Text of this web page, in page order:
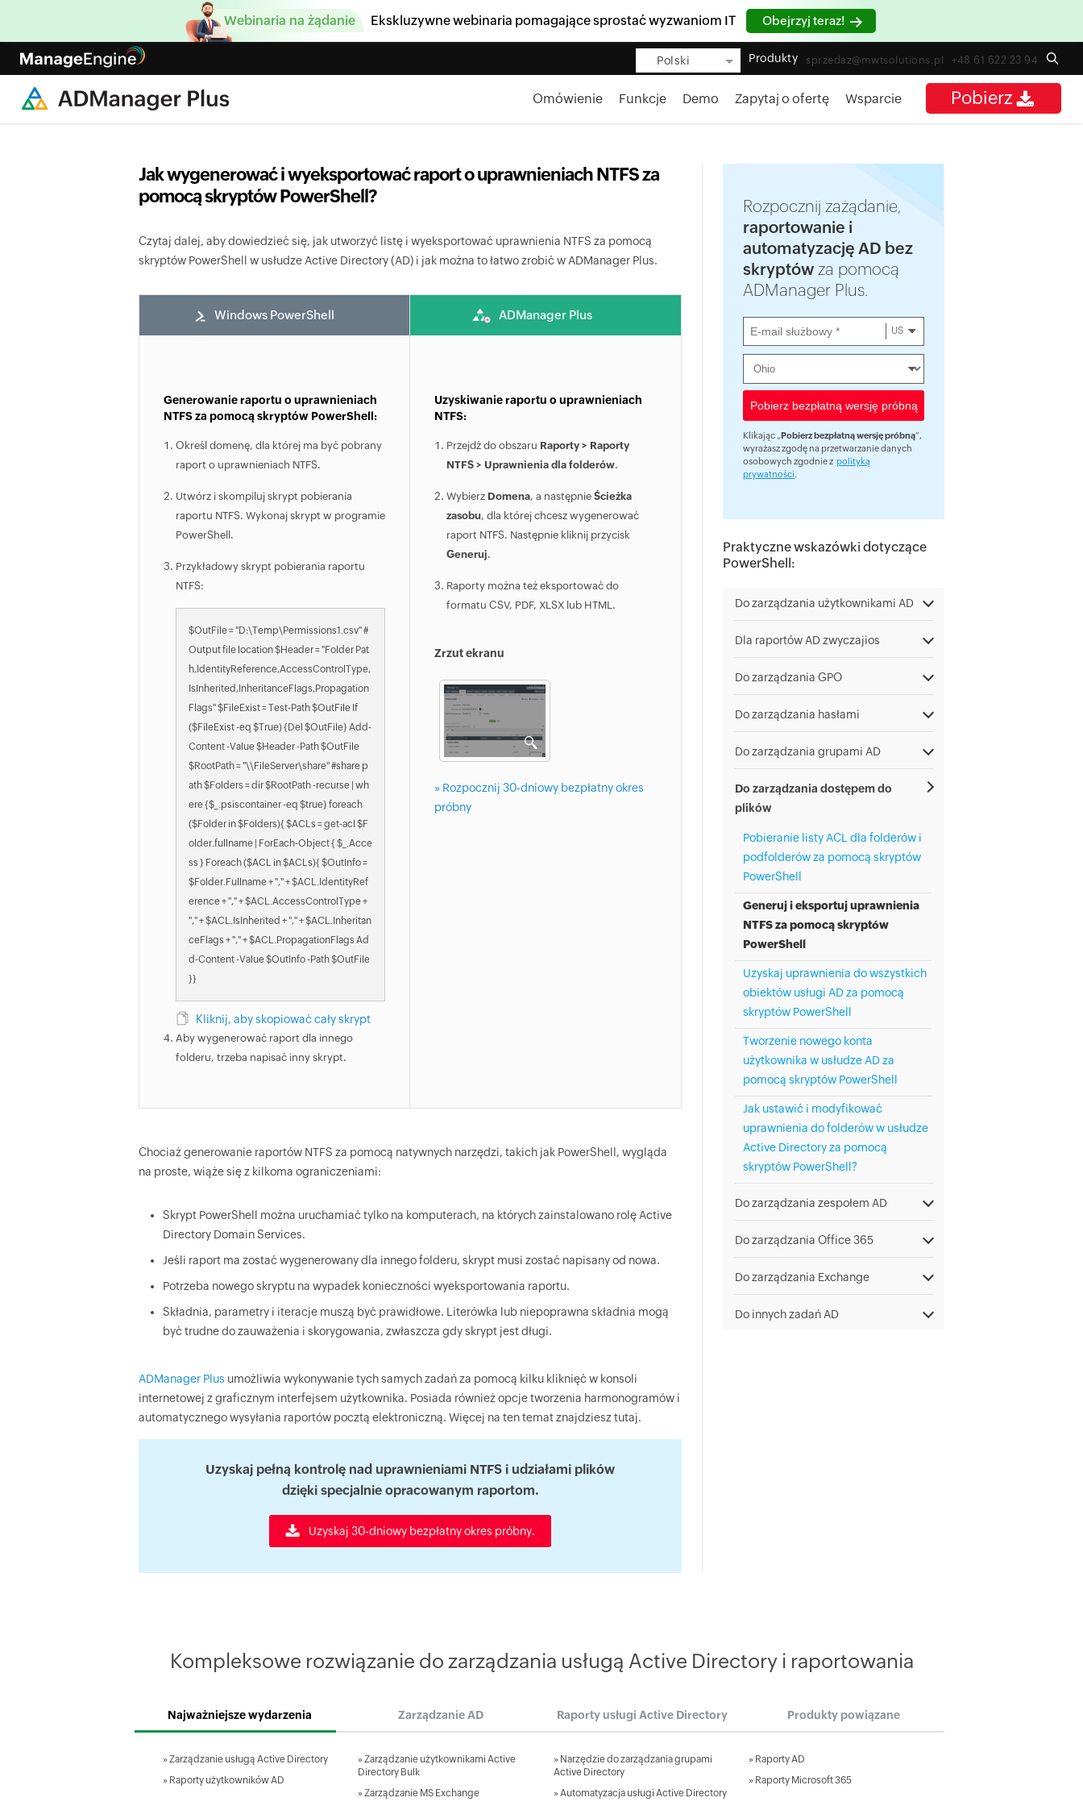
Webinaria na żądanie Ekskluzywne webinaria pomagające sprostać wyzwaniom IT Obejrzyj teraz!
Polski Produkty sprzedaz@mwtsolutions.pl +48 61 622 23 94
Pobierz
Omówienie Funkcje Demo Zapytaj o ofertę Wsparcie
Jak wygenerować i wyeksportować raport o uprawnieniach NTFS za
pomocą skryptów PowerShell?
Czytaj dalej, aby dowiedzieć się, jak utworzyć listę i wyeksportować uprawnienia NTFS za pomocą
skryptów PowerShell w usłudze Active Directory (AD) i jak można to łatwo zrobić w ADManager Plus.
Windows PowerShell
Generowanie raportu o uprawnieniach
NTFS za pomocą skryptów PowerShell:
Określ domenę, dla której ma być pobrany
raport o uprawnieniach NTFS.
Utwórz i skompiluj skrypt pobierania
raportu NTFS. Wykonaj skrypt w programie
PowerShell.
Przykładowy skrypt pobierania raportu
NTFS:
$OutFile = "D:\Temp\Permissions1.csv" #
Output file location $Header = "Folder Pat
h,IdentityReference,AccessControlType,
IsInherited,InheritanceFlags,Propagation
Flags" $FileExist = Test-Path $OutFile If
($FileExist -eq $True) {Del $OutFile} Add-
Content -Value $Header -Path $OutFile
$RootPath = "\\FileServer\share" #share p
ath $Folders = dir $RootPath -recurse | wh
ere {$_.psiscontainer -eq $true} foreach
($Folder in $Folders){ $ACLs = get-acl $F
older.fullname | ForEach-Object { $_.Acce
ss } Foreach ($ACL in $ACLs){ $OutInfo =
$Folder.Fullname + "," + $ACL.IdentityRef
erence + "," + $ACL.AccessControlType +
"," + $ACL.IsInherited + "," + $ACL.Inheritan
ceFlags + "," + $ACL.PropagationFlags Ad
d-Content -Value $OutInfo -Path $OutFile
}}
Kliknij, aby skopiować cały skrypt
Aby wygenerować raport dla innego
folderu, trzeba napisać inny skrypt.
ADManager Plus
Uzyskiwanie raportu o uprawnieniach
NTFS:
Przejdź do obszaru Raporty > Raporty
NTFS > Uprawnienia dla folderów.
Wybierz Domena, a następnie Ścieżka
zasobu, dla której chcesz wygenerować
raport NTFS. Następnie kliknij przycisk
Generuj.
Raporty można też eksportować do
formatu CSV, PDF, XLSX lub HTML.
Zrzut ekranu
» Rozpocznij 30-dniowy bezpłatny okres
próbny
Chociaż generowanie raportów NTFS za pomocą natywnych narzędzi, takich jak PowerShell, wygląda
na proste, wiąże się z kilkoma ograniczeniami:
Skrypt PowerShell można uruchamiać tylko na komputerach, na których zainstalowano rolę Active
Directory Domain Services.
Jeśli raport ma zostać wygenerowany dla innego folderu, skrypt musi zostać napisany od nowa.
Potrzeba nowego skryptu na wypadek konieczności wyeksportowania raportu.
Składnia, parametry i iteracje muszą być prawidłowe. Literówka lub niepoprawna składnia mogą
być trudne do zauważenia i skorygowania, zwłaszcza gdy skrypt jest długi.
ADManager Plus umożliwia wykonywanie tych samych zadań za pomocą kilku kliknięć w konsoli
internetowej z graficznym interfejsem użytkownika. Posiada również opcje tworzenia harmonogramów i
automatycznego wysyłania raportów pocztą elektroniczną. Więcej na ten temat znajdziesz tutaj.
Uzyskaj pełną kontrolę nad uprawnieniami NTFS i udziałami plików
dzięki specjalnie opracowanym raportom.
Uzyskaj 30-dniowy bezpłatny okres próbny.
Rozpocznij zażądanie,
raportowanie i
automatyzację AD bez
skryptów za pomocą
ADManager Plus.
US
Klikając „Pobierz bezpłatną wersję próbną”,
wyrażasz zgodę na przetwarzanie danych
osobowych zgodnie z polityką
prywatności
Praktyczne wskazówki dotyczące
PowerShell:
Do zarządzania użytkownikami AD
Dla raportów AD zwyczajios
Do zarządzania GPO
Do zarządzania hasłami
Do zarządzania grupami AD
Do zarządzania dostępem do
plików
Pobieranie listy ACL dla folderów i
podfolderów za pomocą skryptów
PowerShell
Generuj i eksportuj uprawnienia
NTFS za pomocą skryptów
PowerShell
Uzyskaj uprawnienia do wszystkich
obiektów usługi AD za pomocą
skryptów PowerShell
Tworzenie nowego konta
użytkownika w usłudze AD za
pomocą skryptów PowerShell
Jak ustawić i modyfikować
uprawnienia do folderów w usłudze
Active Directory za pomocą
skryptów PowerShell?
Do zarządzania zespołem AD
Do zarządzania Office 365
Do zarządzania Exchange
Do innych zadań AD
Kompleksowe rozwiązanie do zarządzania usługą Active Directory i raportowania
Najważniejsze wydarzenia Zarządzanie AD Raporty usługi Active Directory Produkty powiązane
» Zarządzanie usługą Active Directory
» Raporty użytkowników AD
»Zarządzanie użytkownikami Active
Directory Bulk
»Zarządzanie MS Exchange
» Narzędzie do zarządzania grupami
Active Directory
» Automatyzacja usługi Active Directory
» Raporty AD
» Raporty Microsoft 365